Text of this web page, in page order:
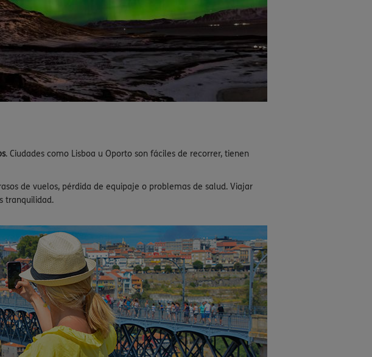
. Ciudades como Lisboa u Oporto son fáciles de recorrer, tienen
de vuelos, pérdida de equipaje o problemas de salud. Viajar
tranquilidad.